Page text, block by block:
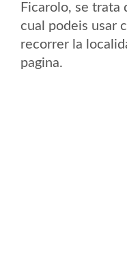
Ficarolo, se trata
cual podeis usar
recorrer la
pagina.